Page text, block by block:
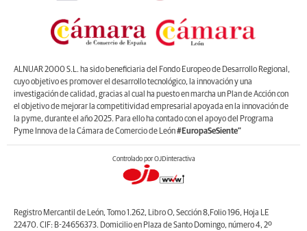
ALNUAR 2000 S.L. ha sido beneficiaria del Fondo Europeo de Desarrollo Regional,
cuyo objetivo es promover el desarrollo tecnológico, la innovación y una
investigación de calidad, gracias al cual ha puesto en marcha un Plan de Acción con
el objetivo de mejorar la competitividad empresarial apoyada en la innovación de
la pyme, durante el año 2025. Para ello ha contado con el apoyo del Programa
Pyme Innova de la Cámara de Comercio de León#EuropaSeSiente”
Controlado por OJDinteractiva
Registro Mercantil de León, Tomo 1.262, Libro O, Sección 8,Folio 196, Hoja LE
22470. CIF: B-24656373. Domicilio en Plaza de Santo Domingo, número 4, 2º